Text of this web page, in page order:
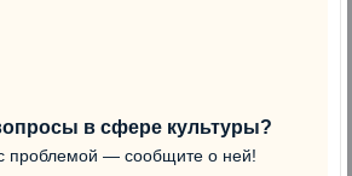
в сфере культуры?
проблемой — сообщите о ней!